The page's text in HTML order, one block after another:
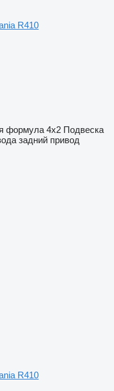
R410
формула 4x2 Подвеска
задний привод
R410